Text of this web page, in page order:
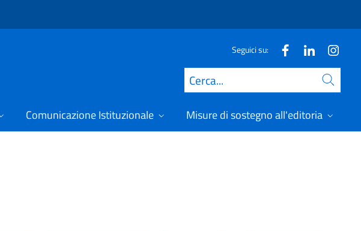
Seguici su:
Cerca
Comunicazione Istituzionale Misure di sostegno all'editoria